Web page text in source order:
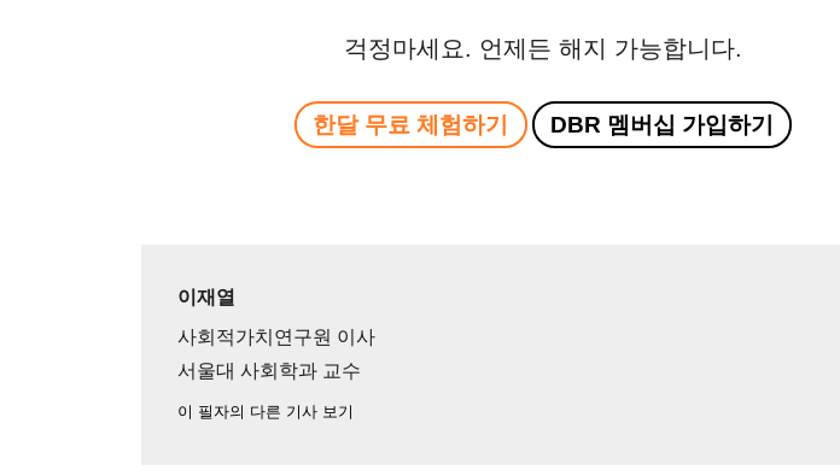
걱정마세요. 언제든 해지 가능합니다.
한달 무료 체험하기 DBR 멤버십 가입하기
이재열
사회적가치연구원 이사
서울대 사회학과 교수
이 필자의 다른 기사 보기